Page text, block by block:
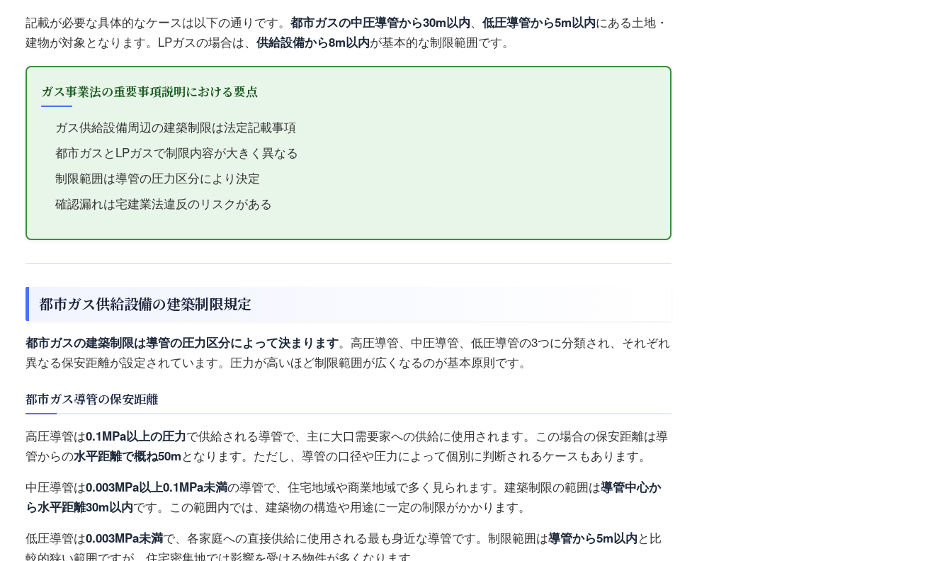
記載が必要な具体的なケースは以下の通りです。 都市ガスの中圧導管から30m以内、 低圧導管から5m以内にある土地・
建物が対象となります。LPガスの場合は、 供給設備から8m以内が基本的な制限範囲です。
ガス事業法の重要事項説明における要点
ガス供給設備周辺の建築制限は法定記載事項
都市ガスとLPガスで制限内容が大きく異なる
制限範囲は導管の圧力区分により決定
確認漏れは宅建業法違反のリスクがある
都市ガス供給設備の建築制限規定
都市ガスの建築制限は導管の圧力区分によって決まります。高圧導管、中圧導管、低圧導管の3つに分類され、それぞれ
異なる保安距離が設定されています。圧力が高いほど制限範囲が広くなるのが基本原則です。
都市ガス導管の保安距離
高圧導管は0.1MPa以上の圧力で供給される導管で、主に大口需要家への供給に使用されます。この場合の保安距離は導
管からの水平距離で概ね50mとなります。ただし、導管の口径や圧力によって個別に判断されるケースもあります。
中圧導管は0.003MPa以上0.1MPa未満の導管で、住宅地域や商業地域で多く見られます。建築制限の範囲は導管中心か
ら水平距離30m以内です。この範囲内では、建築物の構造や用途に一定の制限がかかります。
低圧導管は0.003MPa未満で、各家庭への直接供給に使用される最も身近な導管です。制限範囲は導管から5m以内と比
較的狭い範囲ですが、住宅密集地では影響を受ける物件が多くなります。